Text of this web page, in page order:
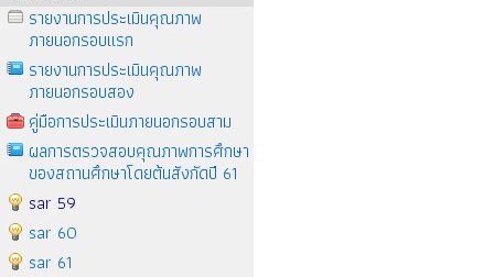
รายงานการประเมินคุณภาพ
ภายนอกรอบแรก
รายงานการประเมินคุณภาพ
ภายนอกรอบสอง
คู่มือการประเมินภายนอกรอบสาม
ผลการตรวจสอบคุณภาพการศึกษา
ของสถานศึกษาโดยต้นสังกัดปี 61
sar 59
sar 60
sar 61